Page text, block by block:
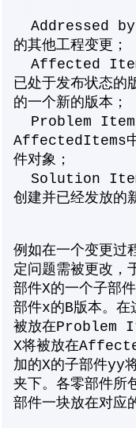
Addressed by
的其他工程变更；
Affected Items
已处于发布状态的
的一个新的版本；
Problem Items
AffectedItems中
件对象；
Solution Items
创建并已经发放的
例如在一个变更过
定问题需被更改，
部件X的一个子部
部件x的B版本。在
被放在Problem
X将被放在
加的X的子部件
夹下。各零部件所
部件一块放在对应